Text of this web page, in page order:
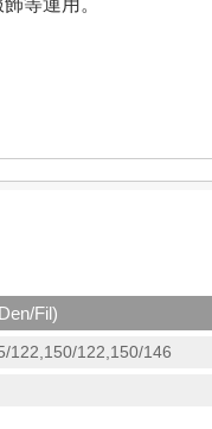
等運用。
Fil)
122,150/122,150/146